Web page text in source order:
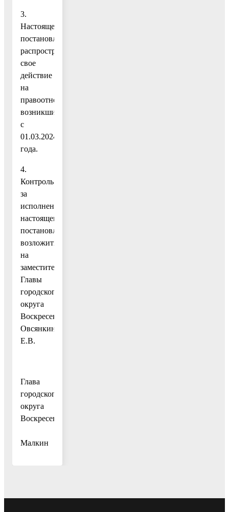
3.
Настоящее
постановление
распространяет
свое
действие
на
правоотношения,
возникшие
с
01.03.2024
года.
4.
Контроль
за
исполнением
настоящего
постановления
возложить
на
заместителя
Главы
городского
округа
Воскресенск
Овсянкину
Е.В.
Глава
городского
округа
Воскресенск
Малкин